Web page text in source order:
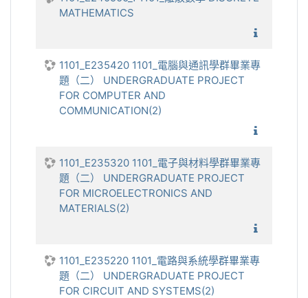
MATHEMATICS
1101_E235420 1101_電腦與通訊學群畢業專
題（二） UNDERGRADUATE PROJECT
FOR COMPUTER AND
COMMUNICATION(2)
1101_E235320 1101_電子與材料學群畢業專
題（二） UNDERGRADUATE PROJECT
FOR MICROELECTRONICS AND
MATERIALS(2)
1101_E235220 1101_電路與系統學群畢業專
題（二） UNDERGRADUATE PROJECT
FOR CIRCUIT AND SYSTEMS(2)